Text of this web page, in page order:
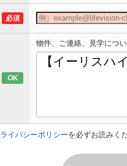
必須
OK
物件、ご連絡、見学につ
イバシーポリシーを必ずお読みく